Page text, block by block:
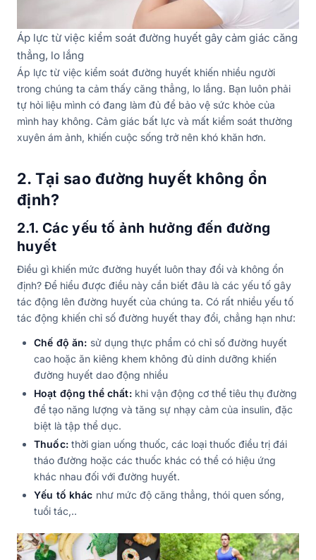
Áp lực từ việc kiểm soát đường huyết gây cảm giác căng
thẳng, lo lắng
Áp lực từ việc kiểm soát đường huyết khiến nhiều người
trong chúng ta cảm thấy căng thẳng, lo lắng. Bạn luôn phải
tự hỏi liệu mình có đang làm đủ để bảo vệ sức khỏe của
mình hay không. Cảm giác bất lực và mất kiểm soát thường
xuyên ám ảnh, khiến cuộc sống trở nên khó khăn hơn.
2. Tại sao đường huyết không ổn
định?
2.1. Các yếu tố ảnh hưởng đến đường
huyết
Điều gì khiến mức đường huyết luôn thay đổi và không ổn
định? Để hiểu được điều này cần biết đâu là các yếu tố gây
tác động lên đường huyết của chúng ta. Có rất nhiều yếu tố
tác động khiến chỉ số đường huyết thay đổi, chẳng hạn như:
Chế độ ăn: sử dụng thực phẩm có chỉ số đường huyết
cao hoặc ăn kiêng khem không đủ dinh dưỡng khiến
đường huyết dao động nhiều
Hoạt động thể chất: khi vận động cơ thể tiêu thụ đường
để tạo năng lượng và tăng sự nhạy cảm của insulin, đặc
biệt là tập thể dục.
Thuốc: thời gian uống thuốc, các loại thuốc điều trị đái
tháo đường hoặc các thuốc khác có thể có hiệu ứng
khác nhau đối với đường huyết.
Yếu tố khác như mức độ căng thẳng, thói quen sống,
tuổi tác,..